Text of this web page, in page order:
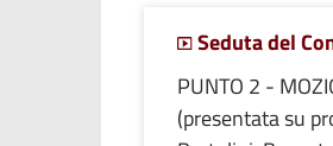
Seduta del
PUNTO 2 -
(presentata su